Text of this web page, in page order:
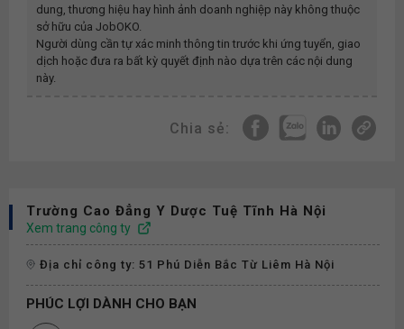
dung, thương hiệu hay hình ảnh doanh nghiệp này không thuộc
sở hữu của JobOKO.
Người dùng cần tự xác minh thông tin trước khi ứng tuyển, giao
dịch hoặc đưa ra bất kỳ quyết định nào dựa trên các nội dung
này.
Chia sẻ:
Trường Cao Đẳng Y Dược Tuệ Tĩnh Hà Nội
Xem trang công ty
Địa chỉ công ty: 51 Phú Diễn Bắc Từ Liêm Hà Nội
PHÚC LỢI DÀNH CHO BẠN